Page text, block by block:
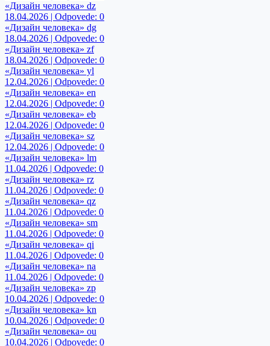
«Дизайн человека» dz
18.04.2026 | Odpovede: 0
«Дизайн человека» dg
18.04.2026 | Odpovede: 0
«Дизайн человека» zf
18.04.2026 | Odpovede: 0
«Дизайн человека» yl
12.04.2026 | Odpovede: 0
«Дизайн человека» en
12.04.2026 | Odpovede: 0
«Дизайн человека» eb
12.04.2026 | Odpovede: 0
«Дизайн человека» sz
12.04.2026 | Odpovede: 0
«Дизайн человека» lm
11.04.2026 | Odpovede: 0
«Дизайн человека» rz
11.04.2026 | Odpovede: 0
«Дизайн человека» qz
11.04.2026 | Odpovede: 0
«Дизайн человека» sm
11.04.2026 | Odpovede: 0
«Дизайн человека» qi
11.04.2026 | Odpovede: 0
«Дизайн человека» na
11.04.2026 | Odpovede: 0
«Дизайн человека» zp
10.04.2026 | Odpovede: 0
«Дизайн человека» kn
10.04.2026 | Odpovede: 0
«Дизайн человека» ou
10.04.2026 | Odpovede: 0